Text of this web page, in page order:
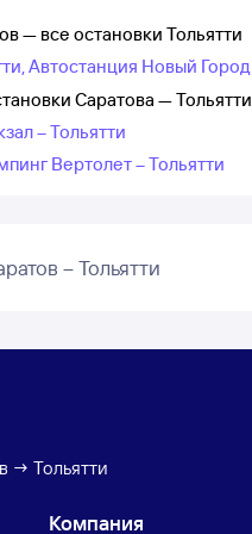
— все остановки Тольятти
Автостанция Новый Город
Саратова — Тольятти
– Тольятти
Вертолет – Тольятти
– Тольятти
→ Тольятти
Компания